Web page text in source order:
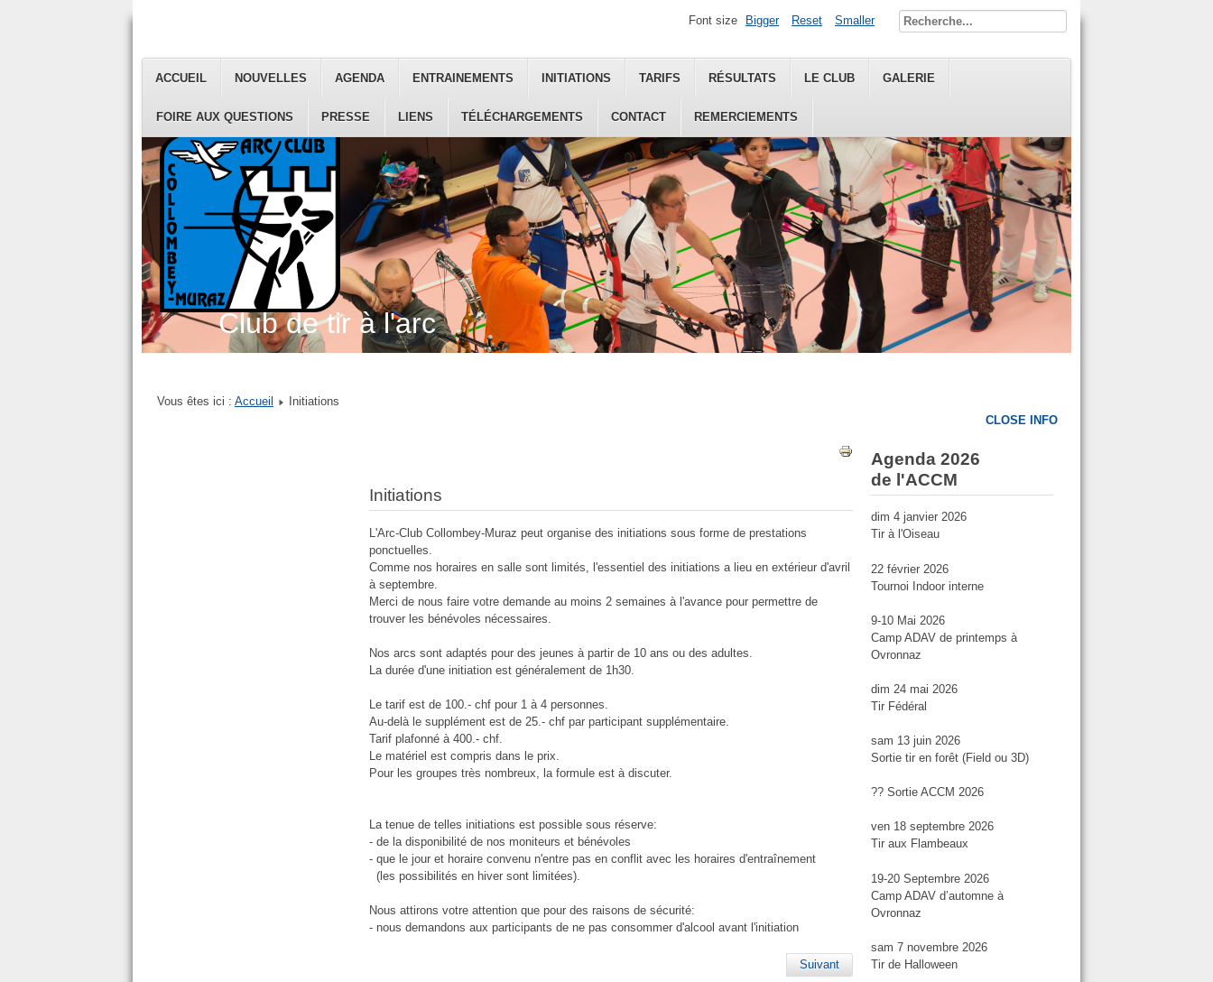
Club de tir à l'arc
ACCUEIL NOUVELLES AGENDA ENTRAINEMENTS INITIATIONS TARIFS RÉSULTATS LE CLUB GALERIE
FOIRE AUX QUESTIONS PRESSE LIENS TÉLÉCHARGEMENTS CONTACT REMERCIEMENTS
Font size Bigger Reset Smaller
Vous êtes ici : Accueil Initiations
Initiations
L'Arc-Club Collombey-Muraz peut organise des initiations sous forme de prestations
ponctuelles.
Comme nos horaires en salle sont limités, l'essentiel des initiations a lieu en extérieur d'avril
à septembre.
Merci de nous faire votre demande au moins 2 semaines à l'avance pour permettre de
trouver les bénévoles nécessaires.
Nos arcs sont adaptés pour des jeunes à partir de 10 ans ou des adultes.
La durée d'une initiation est généralement de 1h30.
Le tarif est de 100.- chf pour 1 à 4 personnes.
Au-delà le supplément est de 25.- chf par participant supplémentaire.
Tarif plafonné à 400.- chf.
Le matériel est compris dans le prix.
Pour les groupes très nombreux, la formule est à discuter.
La tenue de telles initiations est possible sous réserve:
- de la disponibilité de nos moniteurs et bénévoles
- que le jour et horaire convenu n'entre pas en conflit avec les horaires d'entraînement
(les possibilités en hiver sont limitées).
Nous attirons votre attention que pour des raisons de sécurité:
- nous demandons aux participants de ne pas consommer d'alcool avant l'initiation
Suivant
CLOSE INFO
Agenda 2026
de l'ACCM
dim 4 janvier 2026
Tir à l'Oiseau
22 février 2026
Tournoi Indoor interne
9-10 Mai 2026
Camp ADAV de printemps à
Ovronnaz
dim 24 mai 2026
Tir Fédéral
sam 13 juin 2026
Sortie tir en forêt (Field ou 3D)
?? Sortie ACCM 2026
ven 18 septembre 2026
Tir aux Flambeaux
19-20 Septembre 2026
Camp ADAV d’automne à
Ovronnaz
sam 7 novembre 2026
Tir de Halloween